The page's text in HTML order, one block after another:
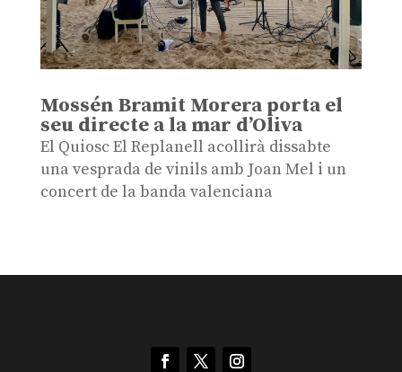
Mossén Bramit Morera porta el
seu directe a la mar d’Oliva
El Quiosc El Replanell acollirà dissabte
una vesprada de vinils amb Joan Mel i un
concert de la banda valenciana